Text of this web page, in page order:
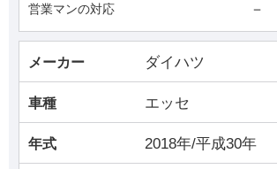
営業マンの対応 －
メーカー ダイハツ
車種 エッセ
年式 2018年/平成30年